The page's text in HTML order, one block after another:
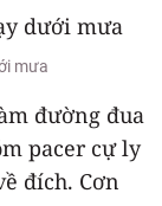
mưa
đường đua
pacer cự ly
đích. Cơn